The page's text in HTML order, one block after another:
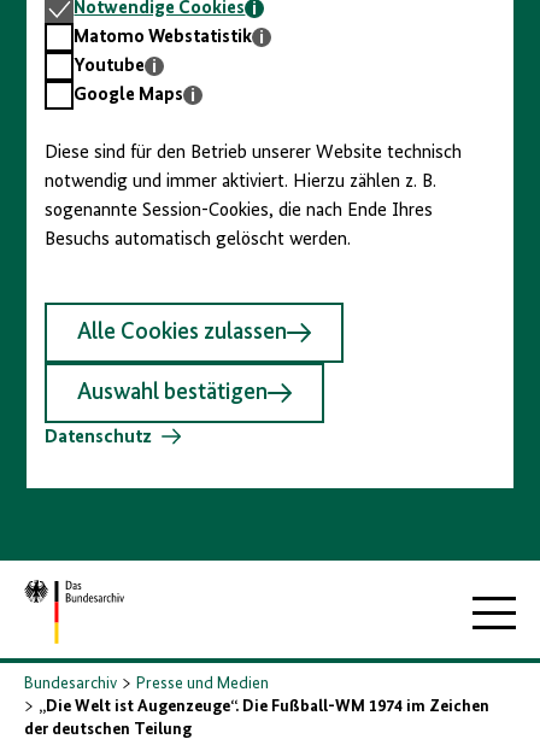
Notwendige
Cookies
Notwendige Cookies
Matomo
Webstatistik
Matomo Webstatistik
Youtube
Youtube
GoogleGoogle Maps
Diese sind für den Betrieb unserer Website technisch
notwendig und immer aktiviert. Hierzu zählen z. B.
sogenannte Session-Cookies, die nach Ende Ihres
Besuchs automatisch gelöscht werden.
Alle Cookies zulassen
Auswahl bestätigen
Datenschutz
Zur
Startseite
Bundesarchiv
Presse und Medien
„Die Welt ist Augenzeuge“. Die Fußball-WM 1974 im Zeichen
der deutschen Teilung